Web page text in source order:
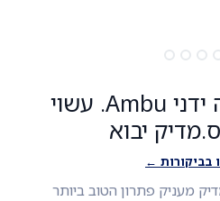
אמבו מפוח הנשמה ידני Ambu. עשוי
בביקורות ←
מעניק פתרון הטוב ביותר